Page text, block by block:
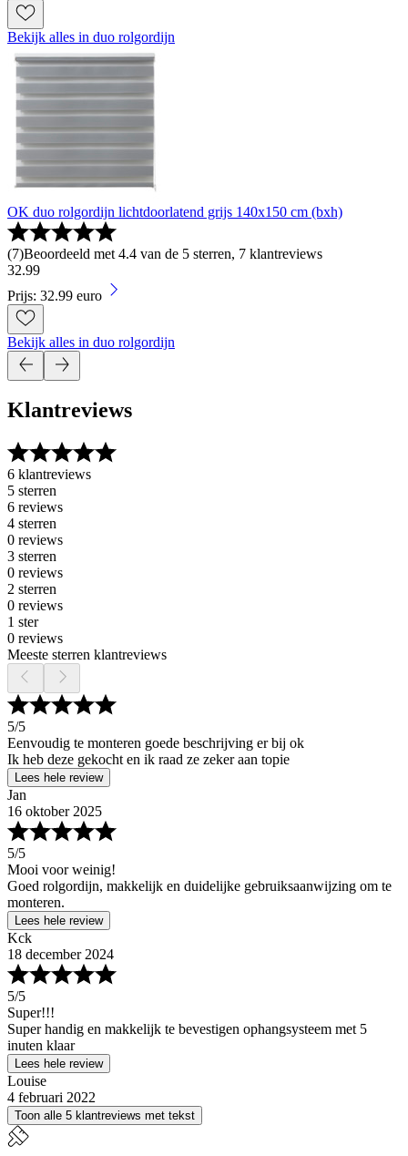
Bekijk alles in duo rolgordijn
OK duo rolgordijn lichtdoorlatend grijs 140x150 cm (bxh)
(7)Beoordeeld met 4.4 van de 5 sterren, 7 klantreviews
32.99
Prijs: 32.99 euro
Bekijk alles in duo rolgordijn
Klantreviews
6 klantreviews
5 sterren
6 reviews
4 sterren
0 reviews
3 sterren
0 reviews
2 sterren
0 reviews
1 ster
0 reviews
Meeste sterren klantreviews
5/5
Eenvoudig te monteren goede beschrijving er bij ok
Ik heb deze gekocht en ik raad ze zeker aan topie
Lees hele review
Jan
16 oktober 2025
5/5
Mooi voor weinig!
Goed rolgordijn, makkelijk en duidelijke gebruiksaanwijzing om te
monteren.
Lees hele review
Kck
18 december 2024
5/5
Super!!!
Super handig en makkelijk te bevestigen ophangsysteem met 5
inuten klaar
Lees hele review
Louise
4 februari 2022
Toon alle 5 klantreviews met tekst